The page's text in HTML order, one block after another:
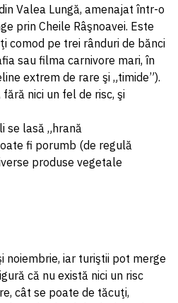
Valea Lungă, amenajat într-o
prin Cheile Râşnoavei. Este
comod pe trei rânduri de bănci
sau filma carnivore mari, în
extrem de rare şi „timide”).
nici un fel de risc, şi
se lasă „hrană
fi porumb (de regulă
produse vegetale
noiembrie, iar turiştii pot merge
că nu există nici un risc
cât se poate de tăcuţi,